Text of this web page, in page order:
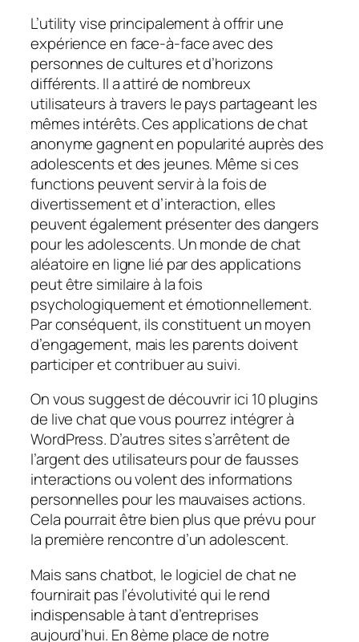
L’utility vise principalement à offrir une
expérience en face-à-face avec des
personnes de cultures et d’horizons
différents. Il a attiré de nombreux
utilisateurs à travers le pays partageant les
mêmes intérêts. Ces applications de chat
anonyme gagnent en popularité auprès des
adolescents et des jeunes. Même si ces
functions peuvent servir à la fois de
divertissement et d’interaction, elles
peuvent également présenter des dangers
pour les adolescents. Un monde de chat
aléatoire en ligne lié par des applications
peut être similaire à la fois
psychologiquement et émotionnellement.
Par conséquent, ils constituent un moyen
d’engagement, mais les parents doivent
participer et contribuer au suivi.
On vous suggest de découvrir ici 10 plugins
de live chat que vous pourrez intégrer à
WordPress. D’autres sites s’arrêtent de
l’argent des utilisateurs pour de fausses
interactions ou volent des informations
personnelles pour les mauvaises actions.
Cela pourrait être bien plus que prévu pour
la première rencontre d’un adolescent.
Mais sans chatbot, le logiciel de chat ne
fournirait pas l’évolutivité qui le rend
indispensable à tant d’entreprises
aujourd’hui. En 8ème place de notre